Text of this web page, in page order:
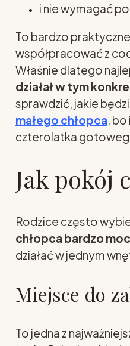
i nie wymagać
To bardzo
współpracować z
Właśnie dlatego
działał w tym
sprawdzić, jakie
małego chłopca,
czterolatka
Jak pokój
Rodzice często
chłopca bardzo
działać w jednym
Miejsce do
To jedna z